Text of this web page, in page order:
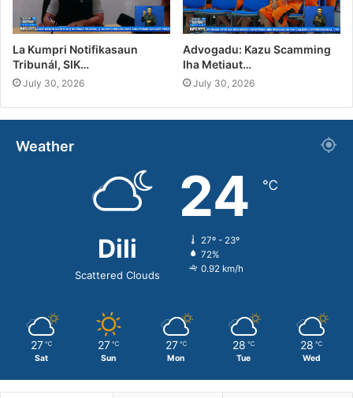
La Kumpri Notifikasaun
Tribunál, SIK…
July 30, 2026
Advogadu: Kazu Scamming
Iha Metiaut…
July 30, 2026
Weather
Dili
Scattered Clouds
24 ℃
27º - 23º
72%
0.92 km/h
27 ℃
Sat
27 ℃
Sun
27 ℃
Mon
28 ℃
Tue
28 ℃
Wed